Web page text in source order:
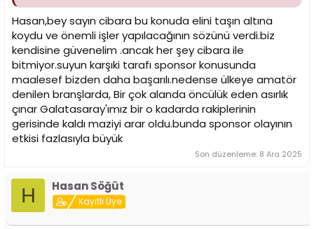
Hasan,bey sayın cibara bu konuda elini taşın altına
koydu ve önemli işler yapılacağının sözünü verdi.biz
kendisine güvenelim .ancak her şey cibara ile
bitmiyor.suyun karşıki tarafı sponsor konusunda
maalesef bizden daha başarılı.nedense ülkeye amatör
denilen branşlarda, Bir çok alanda öncülük eden asırlık
çınar Galatasaray'ımız bir o kadarda rakiplerinin
gerisinde kaldı maziyi arar oldu.bunda sponsor olayının
etkisi fazlasıyla büyük
Son düzenleme: 8 Ara 2025
H Hasan Söğüt
Kayıtlı Üye